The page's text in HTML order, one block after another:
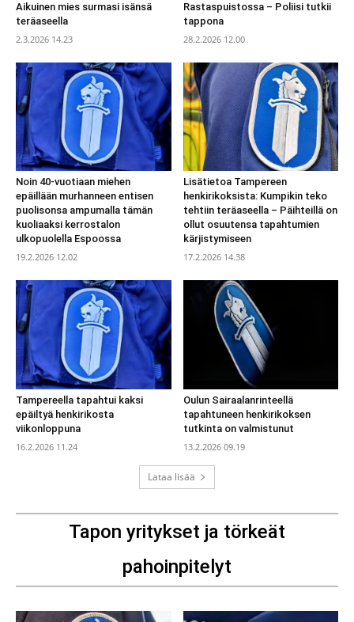
Aikuinen mies surmasi isänsä
teräaseella
2.3.2026 14.23
Rastaspuistossa – Poliisi tutkii
tappona
28.2.2026 12.00
Noin 40-vuotiaan miehen
epäillään murhanneen entisen
puolisonsa ampumalla tämän
kuoliaaksi kerrostalon
ulkopuolella Espoossa
19.2.2026 12.02
Lisätietoa Tampereen
henkirikoksista: Kumpikin teko
tehtiin teräaseella – Päihteillä on
ollut osuutensa tapahtumien
kärjistymiseen
17.2.2026 14.38
Tampereella tapahtui kaksi
epäiltyä henkirikosta
viikonloppuna
16.2.2026 11.24
Oulun Sairaalanrinteellä
tapahtuneen henkirikoksen
tutkinta on valmistunut
13.2.2026 09.19
Lataa lisää
Tapon yritykset ja törkeät
pahoinpitelyt